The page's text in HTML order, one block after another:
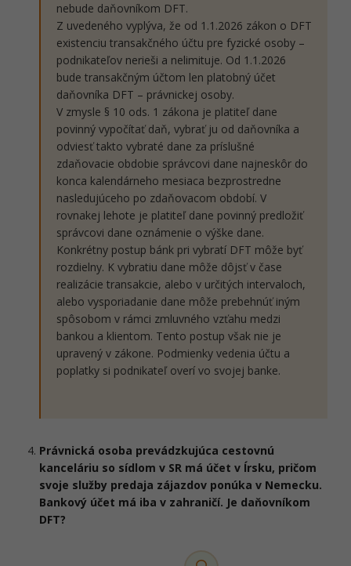
nebude daňovníkom DFT.
Z uvedeného vyplýva, že od 1.1.2026 zákon o DFT
existenciu transakčného účtu pre fyzické osoby –
podnikateľov nerieši a nelimituje. Od 1.1.2026
bude transakčným účtom len platobný účet
daňovníka DFT – právnickej osoby.
V zmysle § 10 ods. 1 zákona je platiteľ dane
povinný vypočítať daň, vybrať ju od daňovníka a
odviesť takto vybraté dane za príslušné
zdaňovacie obdobie správcovi dane najneskôr do
konca kalendárneho mesiaca bezprostredne
nasledujúceho po zdaňovacom období. V
rovnakej lehote je platiteľ dane povinný predložiť
správcovi dane oznámenie o výške dane.
Konkrétny postup bánk pri vybratí DFT môže byť
rozdielny. K vybratiu dane môže dôjsť v čase
realizácie transakcie, alebo v určitých intervaloch,
alebo vysporiadanie dane môže prebehnúť iným
spôsobom v rámci zmluvného vzťahu medzi
bankou a klientom. Tento postup však nie je
upravený v zákone. Podmienky vedenia účtu a
poplatky si podnikateľ overí vo svojej banke.
Právnická osoba prevádzkujúca cestovnú
kanceláriu so sídlom v SR má účet v Írsku, pričom
svoje služby predaja zájazdov ponúka v Nemecku.
Bankový účet má iba v zahraničí. Je daňovníkom
DFT?